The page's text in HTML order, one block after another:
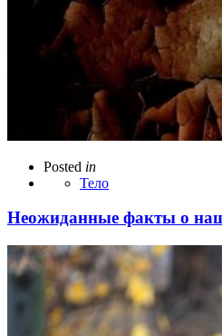
Posted in
Тело
Неожиданные факты о